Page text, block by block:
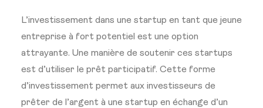
L’investissement dans une startup en tant que jeune
entreprise à fort potentiel est une option
attrayante. Une manière de soutenir ces startups
est d’utiliser le prêt participatif. Cette forme
d’investissement permet aux investisseurs de
prêter de l’argent à une startup en échange d’un